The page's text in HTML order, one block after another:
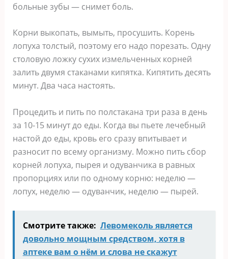
больные зубы — снимет боль.
Корни выкопать, вымыть, просушить. Корень
лопуха толстый, поэтому его надо порезать. Одну
столовую ложку сухих измельченных корней
залить двумя стаканами кипятка. Кипятить десять
минут. Два часа настоять.
Процедить и пить по полстакана три раза в день
за 10-15 минут до еды. Когда вы пьете лечебный
настой до еды, кровь его сразу впитывает и
разносит по всему организму. Можно пить сбор
корней лопуха, пырея и одуванчика в равных
пропорциях или по одному корню: неделю —
лопух, неделю — одуванчик, неделю — пырей.
Смотрите также: Левомеколь является
довольно мощным средством, хотя в
аптеке вам о нём и слова не скажут